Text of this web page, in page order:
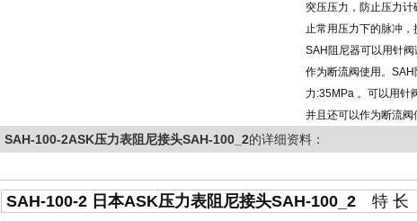
突压压力，防止压力
止常用压力下的脉冲，
SAH阻尼器可以用针
作为断流阀使用。
力:35MPa 。可以用针
并且还可以作为断流阀
SAH-100-2ASK压力表阻尼接头SAH-100_2的详细资料：
SAH-100-2 日本ASK压力表阻尼接头SAH-100_2 特 长